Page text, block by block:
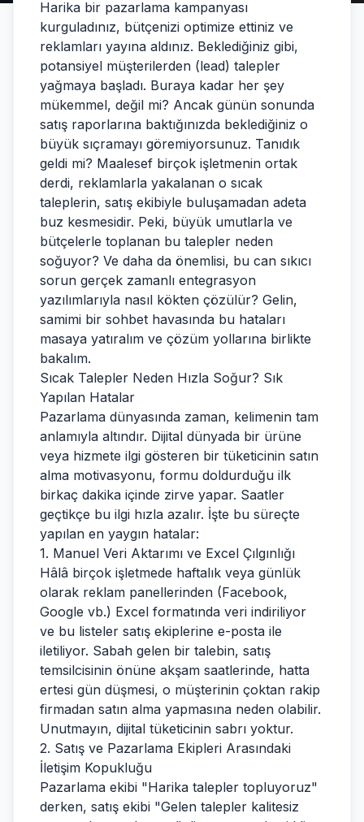
Harika bir pazarlama kampanyası
kurguladınız, bütçenizi optimize ettiniz ve
reklamları yayına aldınız. Beklediğiniz gibi,
potansiyel müşterilerden (lead) talepler
yağmaya başladı. Buraya kadar her şey
mükemmel, değil mi? Ancak günün sonunda
satış raporlarına baktığınızda beklediğiniz o
büyük sıçramayı göremiyorsunuz. Tanıdık
geldi mi? Maalesef birçok işletmenin ortak
derdi, reklamlarla yakalanan o sıcak
taleplerin, satış ekibiyle buluşamadan adeta
buz kesmesidir. Peki, büyük umutlarla ve
bütçelerle toplanan bu talepler neden
soğuyor? Ve daha da önemlisi, bu can sıkıcı
sorun gerçek zamanlı entegrasyon
yazılımlarıyla nasıl kökten çözülür? Gelin,
samimi bir sohbet havasında bu hataları
masaya yatıralım ve çözüm yollarına birlikte
bakalım.
Sıcak Talepler Neden Hızla Soğur? Sık
Yapılan Hatalar
Pazarlama dünyasında zaman, kelimenin tam
anlamıyla altındır. Dijital dünyada bir ürüne
veya hizmete ilgi gösteren bir tüketicinin satın
alma motivasyonu, formu doldurduğu ilk
birkaç dakika içinde zirve yapar. Saatler
geçtikçe bu ilgi hızla azalır. İşte bu süreçte
yapılan en yaygın hatalar:
1. Manuel Veri Aktarımı ve Excel Çılgınlığı
Hâlâ birçok işletmede haftalık veya günlük
olarak reklam panellerinden (Facebook,
Google vb.) Excel formatında veri indiriliyor
ve bu listeler satış ekiplerine e-posta ile
iletiliyor. Sabah gelen bir talebin, satış
temsilcisinin önüne akşam saatlerinde, hatta
ertesi gün düşmesi, o müşterinin çoktan rakip
firmadan satın alma yapmasına neden olabilir.
Unutmayın, dijital tüketicinin sabrı yoktur.
2. Satış ve Pazarlama Ekipleri Arasındaki
İletişim Kopukluğu
Pazarlama ekibi "Harika talepler topluyoruz"
derken, satış ekibi "Gelen talepler kalitesiz